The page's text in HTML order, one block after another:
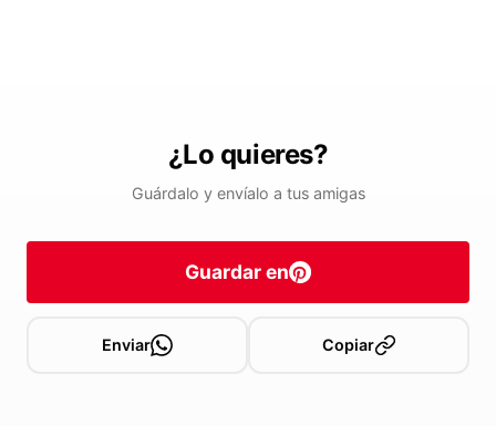
¿Lo quieres?
Guárdalo y envíalo a tus amigas
Guardar en
Enviar Copiar